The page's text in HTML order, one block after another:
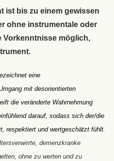
ist bis zu einem gewissen
ohne instrumentale oder
Vorkenntnisse möglich,
eine
mit desorientierten
die veränderte Wahrnehmung
darauf, sodass sich der/die
, respektiert und wertgeschätzt fühlt.
, demenzkranke
ohne zu werten und zu